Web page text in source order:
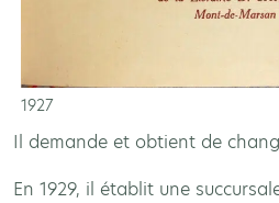
1927
Il demande et obtient de
En 1929, il établit une